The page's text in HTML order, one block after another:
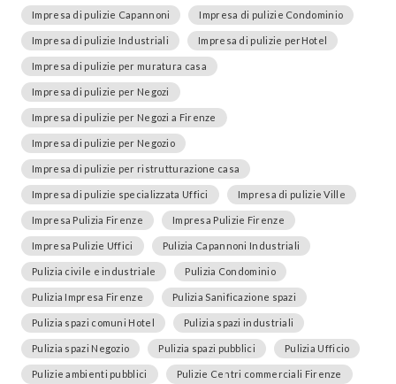
Impresa di pulizie Capannoni Impresa di pulizie Condominio
Impresa di pulizie Industriali Impresa di pulizie perHotel
Impresa di pulizie per muratura casa
Impresa di pulizie per Negozi
Impresa di pulizie per Negozi a Firenze
Impresa di pulizie per Negozio
Impresa di pulizie per ristrutturazione casa
Impresa di pulizie specializzata Uffici Impresa di pulizie Ville
Impresa Pulizia Firenze Impresa Pulizie Firenze
Impresa Pulizie Uffici Pulizia Capannoni Industriali
Pulizia civile e industriale Pulizia Condominio
Pulizia Impresa Firenze Pulizia Sanificazione spazi
Pulizia spazi comuni Hotel Pulizia spazi industriali
Pulizia spazi Negozio Pulizia spazi pubblici Pulizia Ufficio
Pulizie ambienti pubblici Pulizie Centri commerciali Firenze